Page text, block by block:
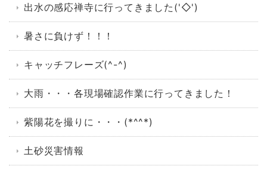
出水の感応禅寺に行ってきました('◇')ゞ
暑さに負けず！！！
キャッチフレーズ(^-^)
大雨・・・各現場確認作業に行ってきました！
紫陽花を撮りに・・・(*^^*)
土砂災害情報